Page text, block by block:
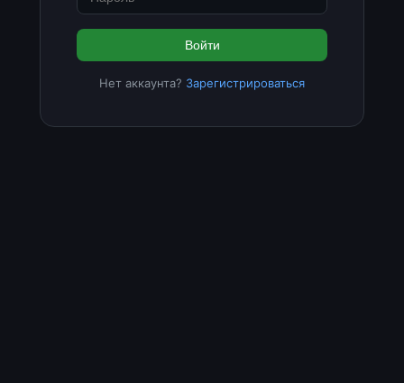
Войти
Нет аккаунта? Зарегистрироваться